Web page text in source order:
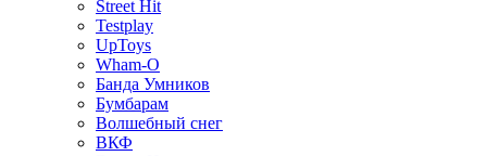
Street Hit
Testplay
UpToys
Wham-O
Банда Умников
Бумбарам
Волшебный снег
ВКФ